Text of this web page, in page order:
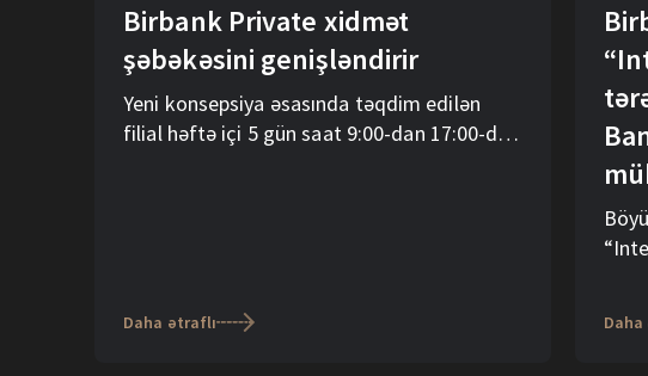
Birbank Private xidmət
şəbəkəsini genişləndirir
Yeni konsepsiya əsasında təqdim edilən
filial həftə içi 5 gün saat 9:00-dan 17:00-dək
Daha ətraflı